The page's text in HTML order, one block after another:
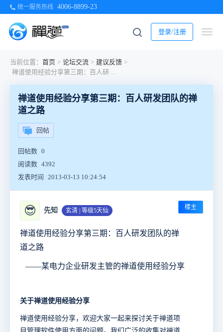
统一服务热线 4006-8899-23
登录/注册
当前位置： 首页 > 论坛交流 > 建议反馈 >
禅道使用经验分享第三期：百人研发团队的禅道之路
禅道使用经验分享第三期：百人研发团队的禅
道之路
回帖
回帖数 0
阅读数 4392
发表时间
2013-03-13 10:24:54
😎 先知 玄清 | 等级5天仙 楼主
禅道使用经验分享第三期：百人研发团队的禅
道之路
——某电力企业研发主管的禅道使用经验分享
关于禅道使用经验分享
禅道使用经验分享，欢迎大家一起来探讨关于禅道项